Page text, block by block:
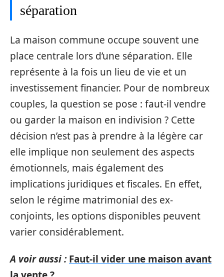
séparation
La maison commune occupe souvent une
place centrale lors d’une séparation. Elle
représente à la fois un lieu de vie et un
investissement financier. Pour de nombreux
couples, la question se pose : faut-il vendre
ou garder la maison en indivision ? Cette
décision n’est pas à prendre à la légère car
elle implique non seulement des aspects
émotionnels, mais également des
implications juridiques et fiscales. En effet,
selon le régime matrimonial des ex-
conjoints, les options disponibles peuvent
varier considérablement.
A voir aussi : Faut-il vider une maison avant